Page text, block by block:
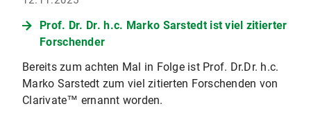
Prof. Dr. Dr. h.c. Marko Sarstedt ist viel zitierter
Forschender
Bereits zum achten Mal in Folge ist Prof. Dr.Dr. h.c.
Marko Sarstedt zum viel zitierten Forschenden von
Clarivate™ ernannt worden.